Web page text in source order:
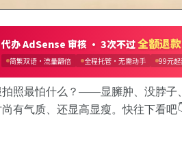
照最怕什么？——显臃肿、没脖子
有气质、还显高显瘦。快往下看吧